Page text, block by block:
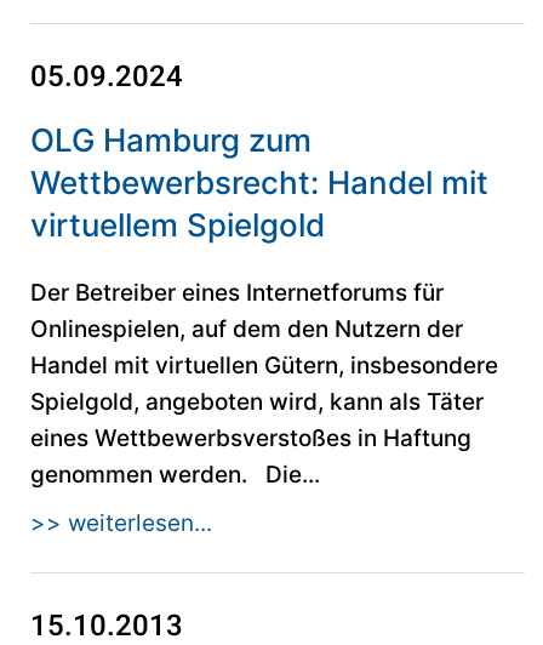
05.09.2024
OLG Hamburg zum
Wettbewerbsrecht: Handel mit
virtuellem Spielgold
Der Betreiber eines Internetforums für
Onlinespielen, auf dem den Nutzern der
Handel mit virtuellen Gütern, insbesondere
Spielgold, angeboten wird, kann als Täter
eines Wettbewerbsverstoßes in Haftung
genommen werden. Die...
>> weiterlesen...
15.10.2013